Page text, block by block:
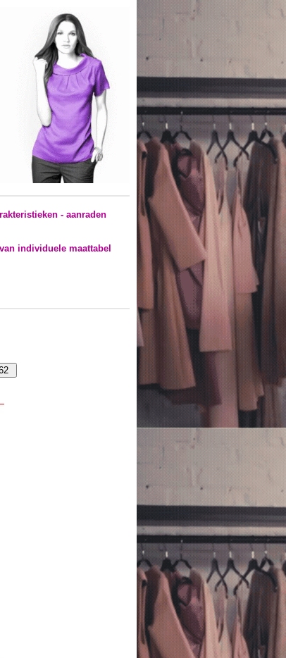
- aanraden
individuele maattabel